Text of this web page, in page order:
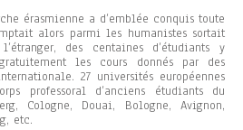
érasmienne a d’emblée conquis toute
alors parmi les humanistes sortait
des centaines d’étudiants y
les cours donnés par des
27 universités européennes
professoral d’anciens étudiants du
Cologne, Douai, Bologne, Avignon,
etc.